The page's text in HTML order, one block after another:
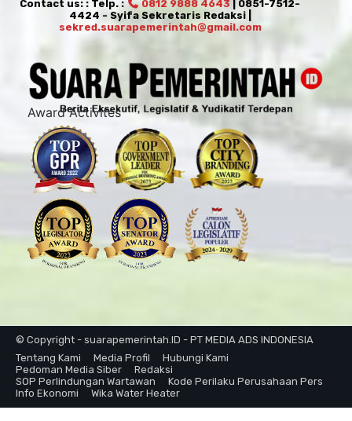
Contact us: : Telp. : 0812 9888 4643 | 0851-7512-
4424 - Syifa Sekretaris Redaksi |
sekred.suarapemerintah@gmail.com
Award Activites
© Copyright - suarapemerintah.ID - PT MEDIA ADS INDONESIA
Tentang Kami
Media Profil
Hubungi Kami
Pedoman Media Siber
Redaksi
SOP Perlindungan Wartawan
Kode Perilaku Perusahaan Pers
Info Ekonomi
Wika Water Heater